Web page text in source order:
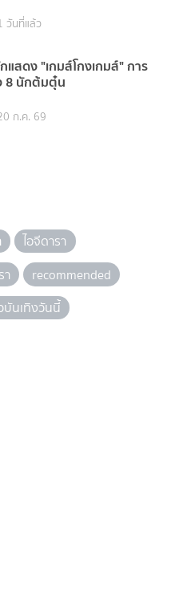
วันที่แล้ว
สดง "เกมส์โกงเกมส์" การ
8 นักต้มตุ๋น
ก.ค. 69
ไอจีดารา
า
recommended
บันเทิงวันนี้